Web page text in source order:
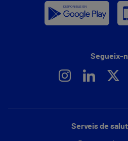
Serveis de
Segueix-